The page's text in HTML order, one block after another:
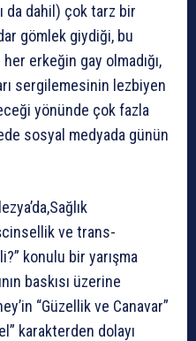
da dahil) çok tarz bir
gömlek giydiği, bu
erkeğin gay olmadığı,
sergilemesinin lezbiyen
yönünde çok fazla
sosyal medyada günün
ve trans-
konulu bir yarışma
baskısı üzerine
“Güzellik ve Canavar”
karakterden dolayı